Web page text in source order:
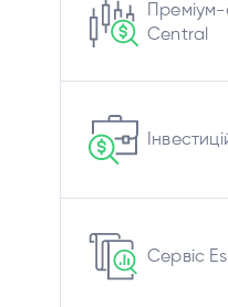
Central
Сервіс